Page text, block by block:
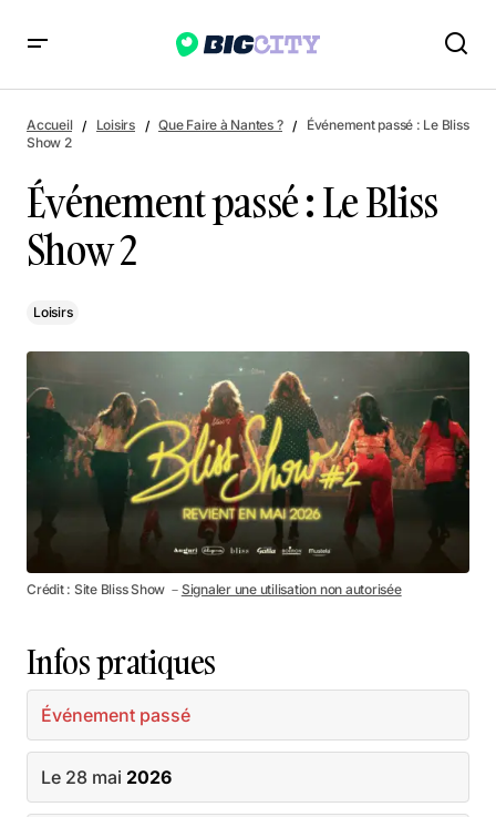
Événement passé : Le Bliss Show 2
Accueil Loisirs Que Faire à Nantes ?
Événement passé : Le Bliss
Show 2
Événement passé : Le Bliss
Show 2
Loisirs
Crédit : Site Bliss Show － Signaler une utilisation non autorisée
Infos pratiques
Événement passé
Le 28 mai 2026